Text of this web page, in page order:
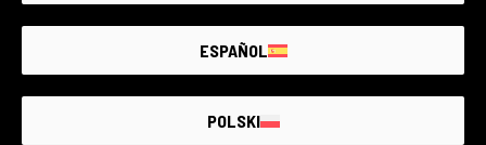
THE LARGEST
HANDPHOTO MARKET
GUARANTEED UP TO4 YEARS
ESPAÑOL
POLSKI